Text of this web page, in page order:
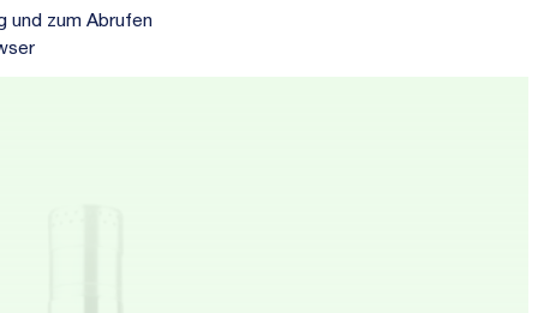
und zum Abrufen